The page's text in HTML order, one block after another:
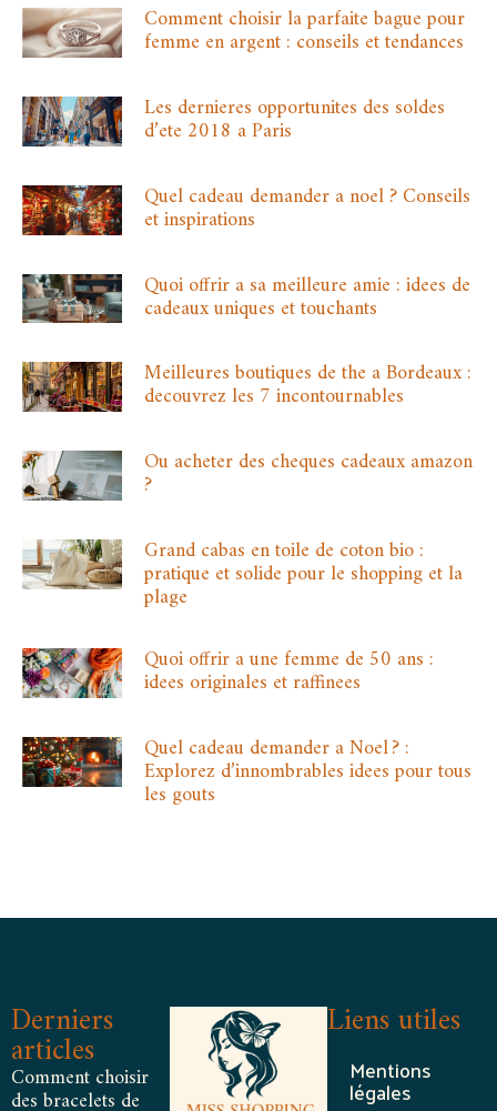
Comment choisir la parfaite bague pour
femme en argent : conseils et tendances
Les dernieres opportunites des soldes
d’ete 2018 a Paris
Quel cadeau demander a noel ? Conseils
et inspirations
Quoi offrir a sa meilleure amie : idees de
cadeaux uniques et touchants
Meilleures boutiques de the a Bordeaux :
decouvrez les 7 incontournables
Ou acheter des cheques cadeaux amazon
?
Grand cabas en toile de coton bio :
pratique et solide pour le shopping et la
plage
Quoi offrir a une femme de 50 ans :
idees originales et raffinees
Quel cadeau demander a Noel ? :
Explorez d’innombrables idees pour tous
les gouts
Derniers
articles
Comment choisir
des bracelets de
Liens utiles
Mentions
légales